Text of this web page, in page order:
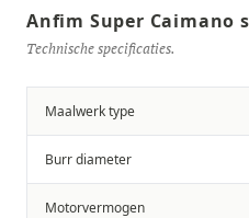
Anfim Super Caimano
Technische specificaties.
Maalwerk type
Burr diameter
Motorvermogen